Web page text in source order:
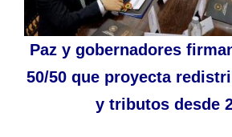
Paz y gobernadores
50/50 que proyecta
y tributos desde